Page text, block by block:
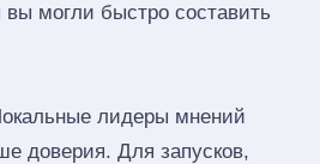
вы могли быстро составить
лидеры мнений
доверия. Для запусков,